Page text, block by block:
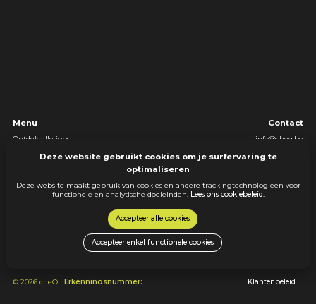
Deze website gebruikt cookies om je surfervaring te
optimaliseren
Deze website maakt gebruik van cookies en andere trackingtechnologieën voor
functionele en analytische doeleinden. Lees ons cookiebeleid.
Accepteer alle cookies
Accepteer enkel functionele cookies
Menu
Ontdek alle jobs
Over cheQ
Ik ben een werkgever
Contact
info@cheq.be
+32 11 22 61 91
Hendrik van Veldekesingel 150 bus 194
© 2026 cheQ | Erkenningsnummer:
Klantenbeleid